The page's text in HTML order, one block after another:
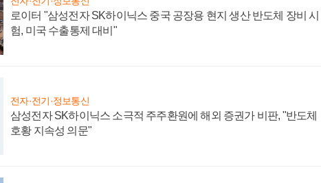
로이터 "삼성전자 SK하이닉스 중국 공장용 현지 생산 반도체 장비 시
험, 미국 수출통제 대비"
전자·전기·정보통신
삼성전자 SK하이닉스 소극적 주주환원에 해외 증권가 비판, "반도체
호황 지속성 의문"